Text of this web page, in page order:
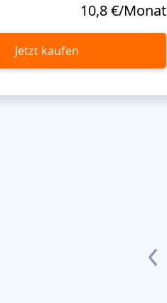
10,8 €/Monat
Jetzt kaufen